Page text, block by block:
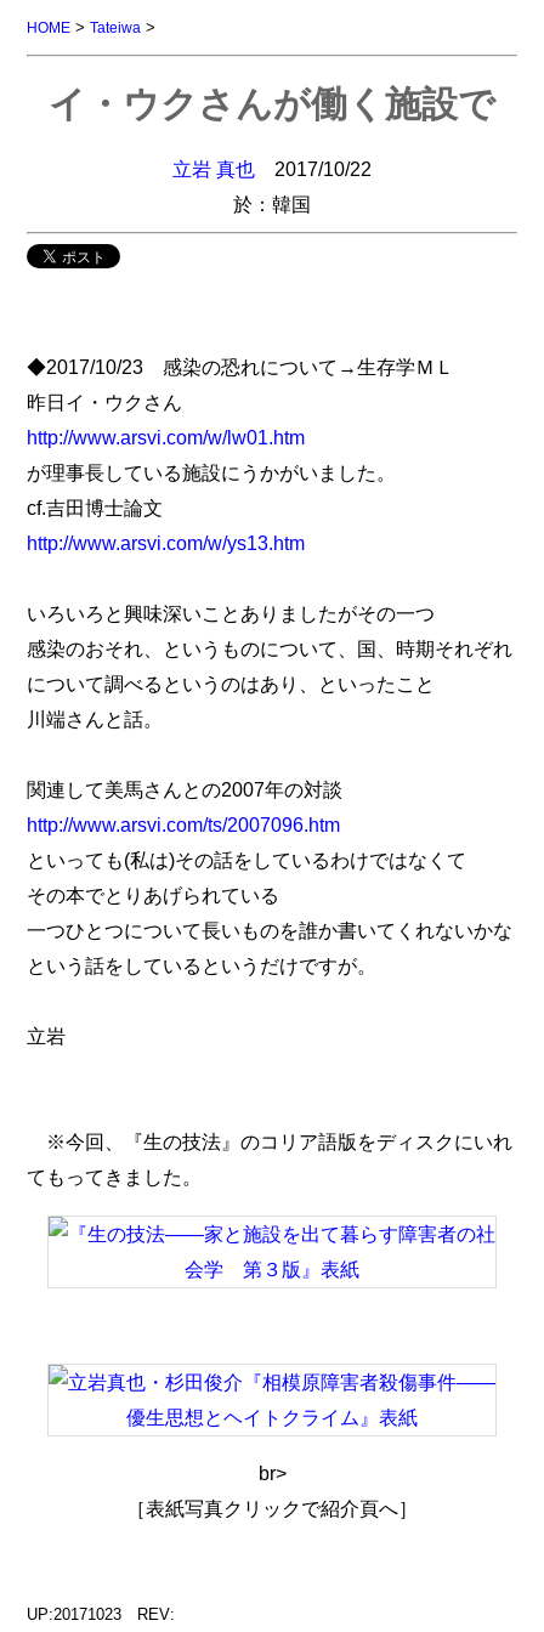
HOME >Tateiwa >
イ・ウクさんが働く施設で
立岩 真也 2017/10/22
於：韓国
◆2017/10/23 感染の恐れについて→生存学ＭＬ
昨日イ・ウクさん
http://www.arsvi.com/w/lw01.htm
が理事長している施設にうかがいました。
cf.吉田博士論文
http://www.arsvi.com/w/ys13.htm
いろいろと興味深いことありましたがその一つ
感染のおそれ、というものについて、国、時期それぞれ
について調べるというのはあり、といったこと
川端さんと話。
関連して美馬さんとの2007年の対談
http://www.arsvi.com/ts/2007096.htm
といっても(私は)その話をしているわけではなくて
その本でとりあげられている
一つひとつについて長いものを誰か書いてくれないかな
という話をしているというだけですが。
立岩
※今回、『生の技法』のコリア語版をディスクにいれ
てもってきました。
br>
［表紙写真クリックで紹介頁へ］
UP:20171023 REV: